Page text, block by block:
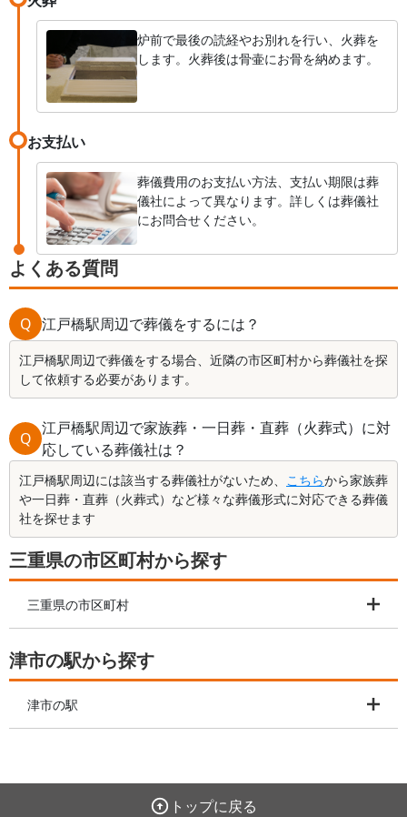
炉前で最後の読経やお別れを行い、火葬を
します。火葬後は骨壷にお骨を納めます。
お支払い
葬儀費用のお支払い方法、支払い期限は葬
儀社によって異なります。詳しくは葬儀社
にお問合せください。
よくある質問
Q 江戸橋駅周辺で葬儀をするには？
江戸橋駅周辺で葬儀をする場合、近隣の市区町村から葬儀社を探
して依頼する必要があります。
Q
江戸橋駅周辺で家族葬・一日葬・直葬（火葬式）に対
応している葬儀社は？
江戸橋駅周辺には該当する葬儀社がないため、 こちらから家族葬
や一日葬・直葬（火葬式）など様々な葬儀形式に対応できる葬儀
社を探せます
三重県の市区町村から探す
三重県の市区町村
津市の駅から探す
津市の駅
トップに戻る